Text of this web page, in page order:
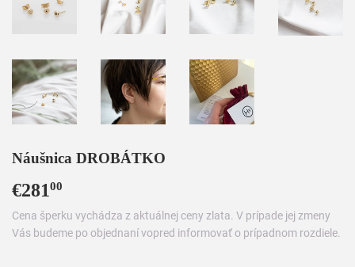
Náušnica DROBÁTKO
€28100
Cena šperku vychádza z aktuálnej ceny zlata. V prípade jej zmeny
Vás budeme po objednaní vopred informovať o prípadnom rozdiele.